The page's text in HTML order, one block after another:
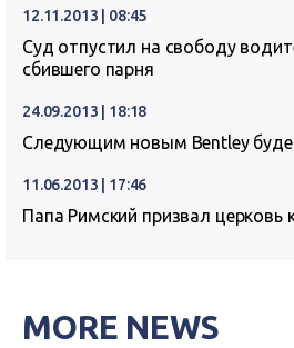
12.11.2013 | 08:45
Суд отпустил на свободу
сбившего парня
24.09.2013 | 18:18
Следующим новым Bentley
11.06.2013 | 17:46
Папа Римский призвал церковь
MORE NEWS